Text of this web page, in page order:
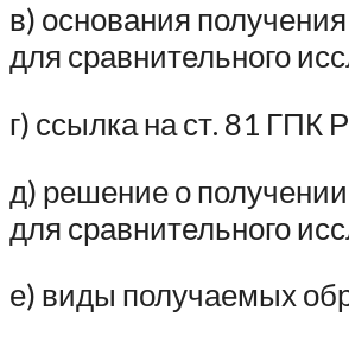
в) основания
для сравнительного
г) ссылка на ст. 81 ГПК
д) решение о
для сравнительного
е) виды получаемых